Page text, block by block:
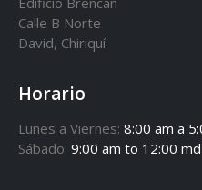
Calle B Norte
David, Chiriquí
Horario
Sábado: 9:00 am to 12:00 md